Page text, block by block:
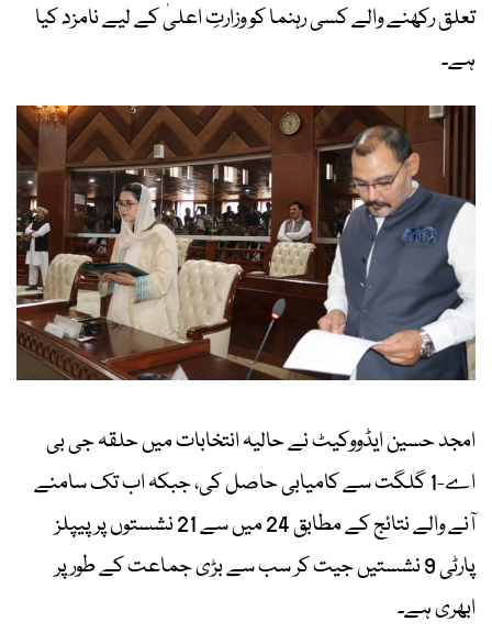
تعلق رکھنے والے کسی رہنما کو وزارتِ اعلیٰ کے لیے نامزد کیا
ہے۔
امجد حسین ایڈووکیٹ نے حالیہ انتخابات میں حلقہ جی بی
اے-1 گلگت سے کامیابی حاصل کی، جبکہ اب تک سامنے
آنے والے نتائج کے مطابق 24 میں سے 21 نشستوں پر پیپلز
پارٹی 9 نشستیں جیت کر سب سے بڑی جماعت کے طور پر
ابھری ہے۔